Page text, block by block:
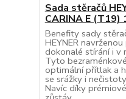
Sada stěračů
CARINA E (T19)
Benefity sady
HEYNER
dokonalé stírání i v
Tyto
optimální přítlak a
se srážky i
Navíc díky